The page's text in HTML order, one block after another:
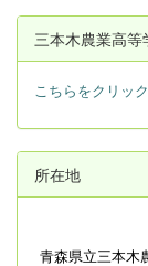
三本木農業高等
こちらをクリッ
所在地
青森県立三本木